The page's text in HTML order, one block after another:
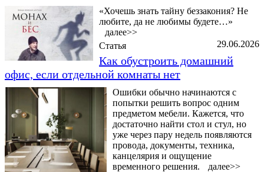
«Хочешь знать тайну беззакония? Не
любите, да не любимы будете…»
далее>>
29.06.2026
Статья
Как обустроить домашний
офис, если отдельной комнаты нет
Ошибки обычно начинаются с
попытки решить вопрос одним
предметом мебели. Кажется, что
достаточно найти стол и стул, но
уже через пару недель появляются
провода, документы, техника,
канцелярия и ощущение
временного решения.
далее>>